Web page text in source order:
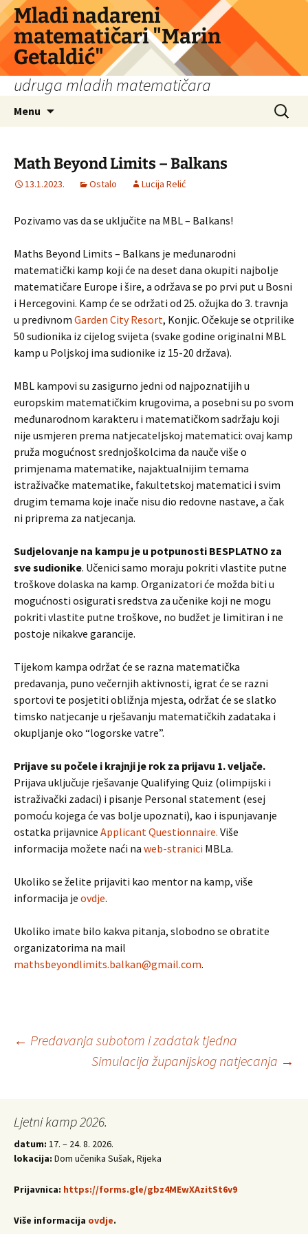
Skip
to
content
Mladi nadareni
matematičari "Marin
Getaldić"
udruga mladih matematičara
Menu
Search
for:
Math Beyond Limits – Balkans
13.1.2023. Ostalo Lucija Relić
Pozivamo vas da se uključite na MBL – Balkans!
Maths Beyond Limits – Balkans je međunarodni
matematički kamp koji će na deset dana okupiti najbolje
matematičare Europe i šire, a održava se po prvi put u Bosni
i Hercegovini. Kamp će se održati od 25. ožujka do 3. travnja
u predivnom Garden City Resort, Konjic. Očekuje se otprilike
50 sudionika iz cijelog svijeta (svake godine originalni MBL
kamp u Poljskoj ima sudionike iz 15-20 država).
MBL kampovi su zasigurno jedni od najpoznatijih u
europskim matematičkim krugovima, a posebni su po svom
međunarodnom karakteru i matematičkom sadržaju koji
nije usmjeren prema natjecateljskoj matematici: ovaj kamp
pruža mogućnost srednjoškolcima da nauče više o
primjenama matematike, najaktualnijim temama
istraživačke matematike, fakultetskoj matematici i svim
drugim temama koje inače nisu dio redovne nastave, a čak
ni priprema za natjecanja.
Sudjelovanje na kampu je u potpunosti BESPLATNO za
sve sudionike. Učenici samo moraju pokriti vlastite putne
troškove dolaska na kamp. Organizatori će možda biti u
mogućnosti osigurati sredstva za učenike koji ne mogu
pokriti vlastite putne troškove, no budžet je limitiran i ne
postoje nikakve garancije.
Tijekom kampa održat će se razna matematička
predavanja, puno večernjih aktivnosti, igrat će se razni
sportovi te posjetiti obližnja mjesta, održat će se slatko
timsko natjecanje u rješavanju matematičkih zadataka i
okupljanje oko “logorske vatre”.
Prijave su počele i krajnji je rok za prijavu 1. veljače.
Prijava uključuje rješavanje Qualifying Quiz (olimpijski i
istraživački zadaci) i pisanje Personal statement (esej
pomoću kojega će vas bolje upoznati), kao i ispunjavanje
ostatka prijavnice Applicant Questionnaire. Više
informacija možete naći na web-stranici MBLa.
Ukoliko se želite prijaviti kao mentor na kamp, više
informacija je ovdje.
Ukoliko imate bilo kakva pitanja, slobodno se obratite
organizatorima na mail
mathsbeyondlimits.balkan@gmail.com.
Post
← Predavanja subotom i zadatak tjedna
Simulacija županijskog natjecanja →
Ljetni kamp 2026.
datum: 17. – 24. 8. 2026.
lokacija: Dom učenika Sušak, Rijeka
Prijavnica: https://forms.gle/gbz4MEwXAzitSt6v9
Više informacija ovdje.